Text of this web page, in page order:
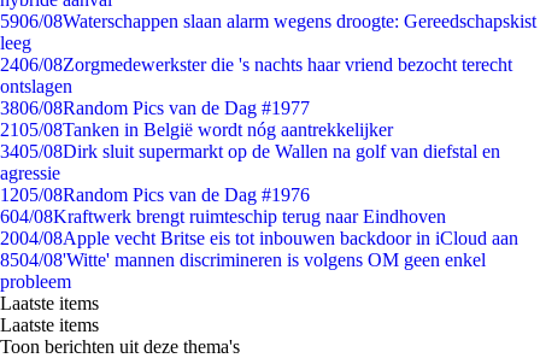
5906/08Waterschappen slaan alarm wegens droogte: Gereedschapskist
leeg
2406/08Zorgmedewerkster die 's nachts haar vriend bezocht terecht
ontslagen
3806/08Random Pics van de Dag #1977
2105/08Tanken in België wordt nóg aantrekkelijker
3405/08Dirk sluit supermarkt op de Wallen na golf van diefstal en
agressie
1205/08Random Pics van de Dag #1976
604/08Kraftwerk brengt ruimteschip terug naar Eindhoven
2004/08Apple vecht Britse eis tot inbouwen backdoor in iCloud aan
8504/08'Witte' mannen discrimineren is volgens OM geen enkel
probleem
Laatste items
Laatste items
Toon berichten uit deze thema's